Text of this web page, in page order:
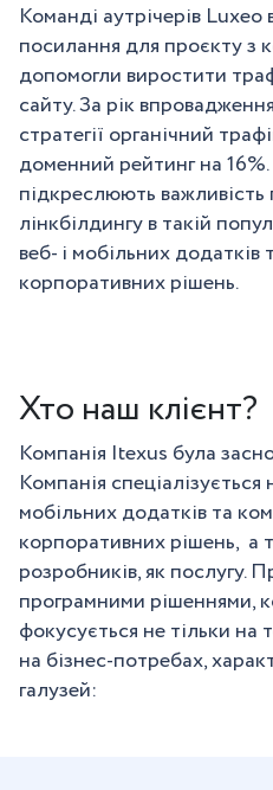
Команді аутрічерів Luxeo
посилання для проєкту з
допомогли виростити
сайту. За рік
стратегії органічний
доменний рейтинг на 16%.
підкреслюють
лінкбілдингу в такій
веб- і мобільних
корпоративних рішень.
Хто наш клієнт?
Компанія Itexus була
Компанія спеціалізується
мобільних додатків та
корпоративних рішень, а
розробників, як послугу.
програмними рішеннями,
фокусується не тільки на
на бізнес-потребах,
галузей: